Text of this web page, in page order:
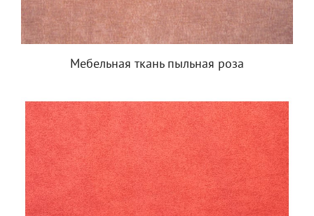
Мебельная ткань пыльная роза